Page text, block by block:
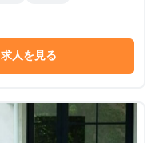
求人を見る